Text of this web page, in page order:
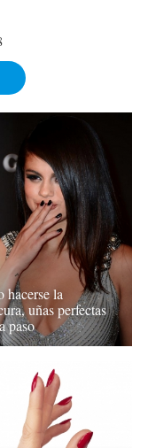
hacerse la
uñas perfectas
paso